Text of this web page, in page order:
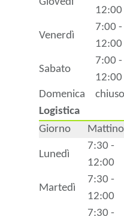
12:00
Venerdì
7:00 -
12:00
Sabato
7:00 -
12:00
Domenica chiuso
Logistica
Giorno
Mattino
Lunedì
7:30 -
12:00
Martedì
7:30 -
12:00
7:30 -